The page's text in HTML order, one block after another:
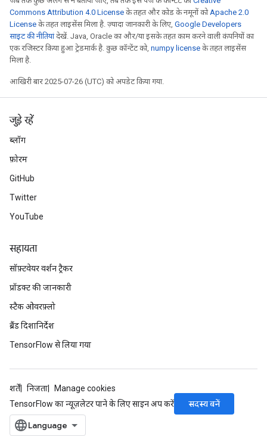
Commons Attribution 4.0 License के तहत और कोड के नमूनों कोApache 2.0
License के तहत लाइसेंस मिला है. ज़्यादा जानकारी के लिए, Google Developers
साइट की नीतियांदेखें. Java, Oracle का और/या इसके तहत काम करने वाली कंपनियों का
एक रजिस्टर किया हुआ ट्रेडमार्क है. कुछ कॉन्टेंट को, numpy license के तहत लाइसेंस
मिला है.
आखिरी बार 2025-07-26 (UTC) को अपडेट किया गया.
जुड़े रहें
ब्लॉग
फ़ोरम
GitHub
Twitter
YouTube
सहायता
सॉफ़्टवेयर वर्शन ट्रैकर
प्रॉडक्ट की जानकारी
स्टैक ओवरफ़्लो
ब्रैंड दिशानिर्देश
TensorFlow से लिया गया
शर्तें निजता
Manage cookies
TensorFlow का न्यूज़लेटर पाने के लिए साइन अप करें
सदस्य बनें